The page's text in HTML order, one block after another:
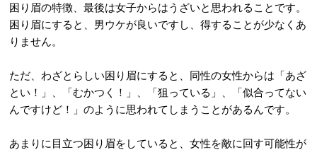
困り眉の特徴、最後は女子からはうざいと思われることです。
困り眉にすると、男ウケが良いですし、得することが少なくあ
りません。
ただ、わざとらしい困り眉にすると、同性の女性からは「あざ
とい！」、「むかつく！」、「狙っている」、「似合ってない
んですけど！」のように思われてしまうことがあるんです。
あまりに目立つ困り眉をしていると、女性を敵に回す可能性が